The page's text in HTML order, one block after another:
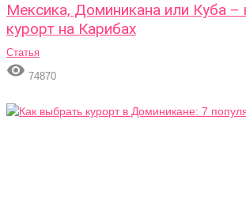
Мексика, Доминикана или Куба –
курорт на Карибах
Статья
 74870